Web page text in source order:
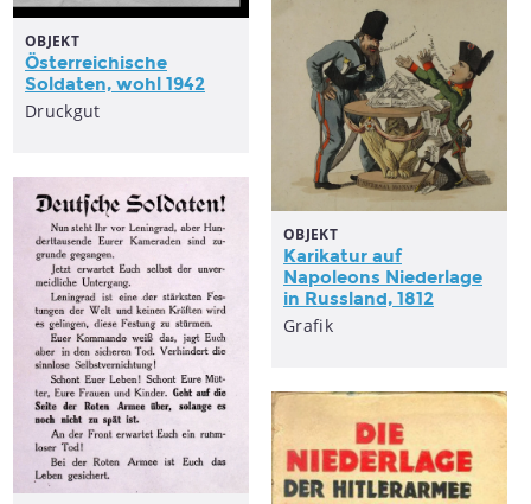
OBJEKT
Österreichische
Soldaten, wohl 1942
Druckgut
OBJEKT
Karikatur auf
Napoleons Niederlage
in Russland, 1812
Grafik